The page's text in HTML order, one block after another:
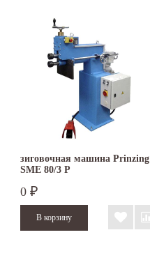
зиговочная машина Prinzing
SMЕ 80/3 P
0 ₽